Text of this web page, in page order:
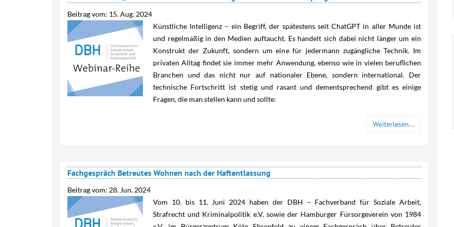
Weitere Veranstaltungen
Empfehlungen des
Kriminalsystem
Deutschland
Übergangsmanagement
Beitrag vom: 15. Aug. 2024
Künstliche Intelligenz – ein Begriff, der spätestens seit ChatGPT in aller Munde ist
und regelmäßig in den Medien auftaucht. Es handelt sich dabei nicht länger um ein
Konstrukt der Zukunft, sondern um eine für jedermann zugängliche Technik. Im
privaten Alltag findet sie immer mehr Anwendung, ebenso wie in vielen beruflichen
Branchen und das nicht nur auf nationaler Ebene, sondern international. Der
technische Fortschritt ist stetig und rasant und dementsprechend gibt es einige
Fragen, die man stellen kann und sollte:
Weiterlesen...
Fachgespräch Betreutes Wohnen nach der Haftentlassung
Beitrag vom: 28. Jun. 2024
Vom 10. bis 11. Juni 2024 haben der DBH – Fachverband für Soziale Arbeit,
Strafrecht und Kriminalpolitik e.V. sowie der Hamburger Fürsorgeverein von 1984